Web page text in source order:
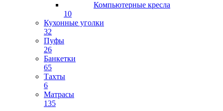
Компьютерные кресла
10
Кухонные уголки
32
Пуфы
26
Банкетки
65
Тахты
6
Матрасы
135